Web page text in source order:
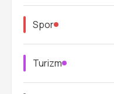
Spor
Turizm